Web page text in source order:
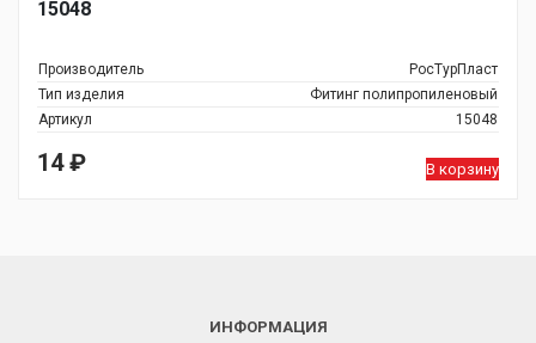
15048
Производитель
РосТурПласт
Тип изделия
Фитинг полипропиленовый
Артикул
15048
14₽ В корзину
ИНФОРМАЦИЯ